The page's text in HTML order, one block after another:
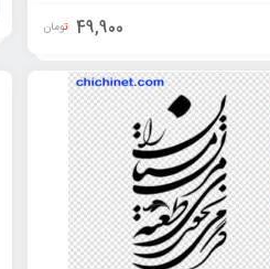
49,900 تومان